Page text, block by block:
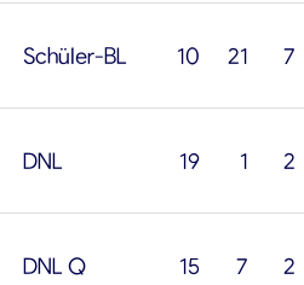
Schüler-BL 10 21 7
DNL 19 1 2
DNL Q 15 7 2